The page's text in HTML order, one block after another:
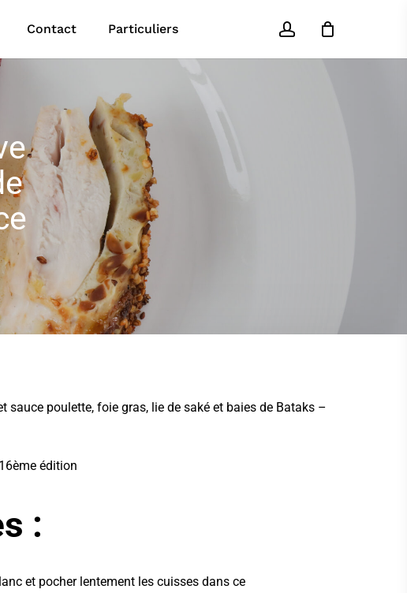
Contact Particuliers account
sauce poulette, foie gras, lie de saké et baies de Bataks –
édition
:
et pocher lentement les cuisses dans ce